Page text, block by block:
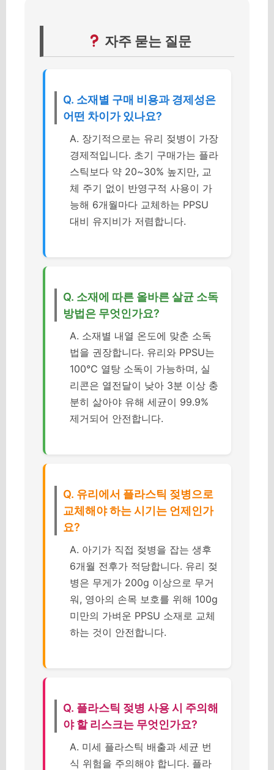
자주 묻는 질문
Q. 소재별 구매 비용과 경제성은
어떤 차이가 있나요?
A. 장기적으로는 유리 젖병이 가장
경제적입니다. 초기 구매가는 플라
스틱보다 약 20~30% 높지만, 교
체 주기 없이 반영구적 사용이 가
능해 6개월마다 교체하는 PPSU
대비 유지비가 저렴합니다.
Q. 소재에 따른 올바른 살균 소독
방법은 무엇인가요?
A. 소재별 내열 온도에 맞춘 소독
법을 권장합니다. 유리와 PPSU는
100℃ 열탕 소독이 가능하며, 실
리콘은 열전달이 낮아 3분 이상 충
분히 삶아야 유해 세균이 99.9%
제거되어 안전합니다.
Q. 유리에서 플라스틱 젖병으로
교체해야 하는 시기는 언제인가
요?
A. 아기가 직접 젖병을 잡는 생후
6개월 전후가 적당합니다. 유리 젖
병은 무게가 200g 이상으로 무거
워, 영아의 손목 보호를 위해 100g
미만의 가벼운 PPSU 소재로 교체
하는 것이 안전합니다.
Q. 플라스틱 젖병 사용 시 주의해
야 할 리스크는 무엇인가요?
A. 미세 플라스틱 배출과 세균 번
식 위험을 주의해야 합니다. 플라